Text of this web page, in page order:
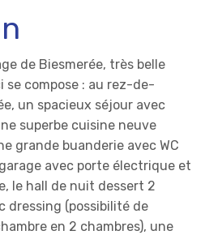
de Biesmerée, très belle
se compose : au rez-de-
un spacieux séjour avec
superbe cuisine neuve
grande buanderie avec WC
avec porte électrique et
le hall de nuit dessert 2
dressing (possibilité de
en 2 chambres), une